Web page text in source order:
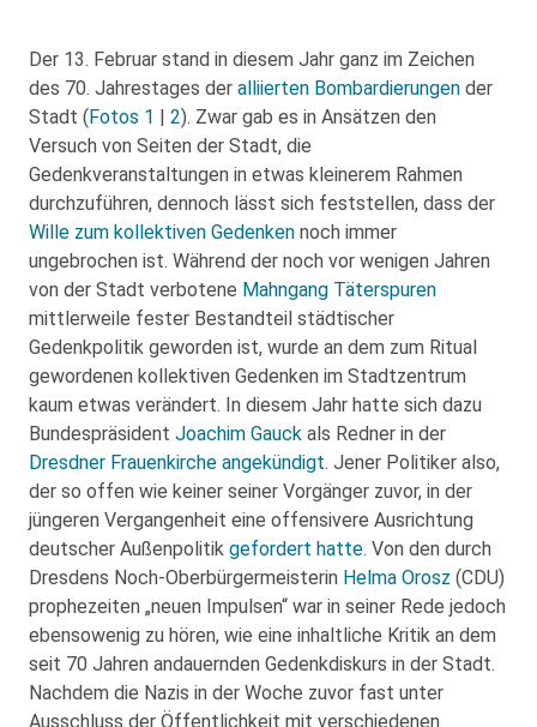
Der 13. Februar stand in diesem Jahr ganz im Zeichen
des 70. Jahrestages der alliierten Bombardierungen der
Stadt (Fotos 1 | 2). Zwar gab es in Ansätzen den
Versuch von Seiten der Stadt, die
Gedenkveranstaltungen in etwas kleinerem Rahmen
durchzuführen, dennoch lässt sich feststellen, dass der
Wille zum kollektiven Gedenken noch immer
ungebrochen ist. Während der noch vor wenigen Jahren
von der Stadt verbotene Mahngang Täterspuren
mittlerweile fester Bestandteil städtischer
Gedenkpolitik geworden ist, wurde an dem zum Ritual
gewordenen kollektiven Gedenken im Stadtzentrum
kaum etwas verändert. In diesem Jahr hatte sich dazu
Bundespräsident Joachim Gauck als Redner in der
Dresdner Frauenkirche angekündigt. Jener Politiker also,
der so offen wie keiner seiner Vorgänger zuvor, in der
jüngeren Vergangenheit eine offensivere Ausrichtung
deutscher Außenpolitik gefordert hatte. Von den durch
Dresdens Noch-Oberbürgermeisterin Helma Orosz (CDU)
prophezeiten „neuen Impulsen“ war in seiner Rede jedoch
ebensowenig zu hören, wie eine inhaltliche Kritik an dem
seit 70 Jahren andauernden Gedenkdiskurs in der Stadt.
Nachdem die Nazis in der Woche zuvor fast unter
Ausschluss der Öffentlichkeit mit verschiedenen